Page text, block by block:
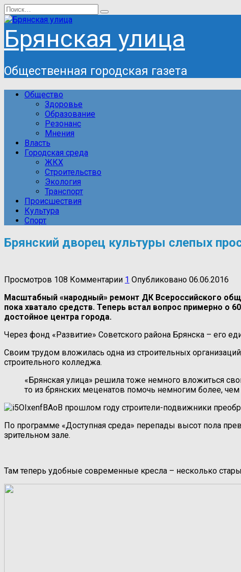
Перейти
к
содержанию
Search
for:
Брянская улица
Общественная городская газета
Общество
Здоровье
Образование
Резонанс
Мнения
Власть
Городская среда
ЖКХ
Строительство
Экология
Транспорт
Происшествия
Культура
Спорт
Брянский дворец культуры слепых
Просмотров 108 Комментарии 1 Опубликовано 06.06.2016
Масштабный «народный» ремонт ДК Всероссийского
пока хватало средств. Теперь встал вопрос примерно о
достойное центра города.
Через фонд «Развитие» Советского района Брянска – его
Своим трудом вложилась одна из строительных
строительного колледжа.
«Брянская улица» решила тоже немного вложиться
то из брянских меценатов помочь немногим более,
В прошлом году строители-подвижники
По программе «Доступная среда» перепады высот пола
зрительном зале.
Там теперь удобные современные кресла – несколько